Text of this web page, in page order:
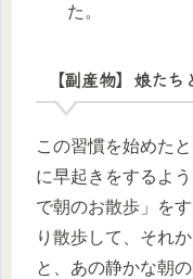
た。
【副産物】娘た
この習慣を始めた
に早起きをするよ
で朝のお散歩」を
り散歩して、それ
と、あの静かな朝